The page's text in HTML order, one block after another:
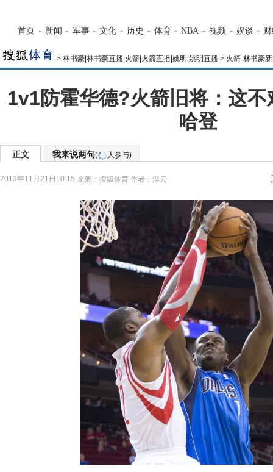
首页 - 新闻 - 军事 - 文化 - 历史 - 体育 - NBA - 视频 - 娱谈 -
> 林书豪|林书豪直播|火箭|火箭直播|姚明|姚明直播 > 火箭-林书豪
1v1防霍华德?火箭旧将：这
哈登
正文 我来说两句( 人参与)
2013年11月21日10:15 来源： 搜狐体育 作者：浮云